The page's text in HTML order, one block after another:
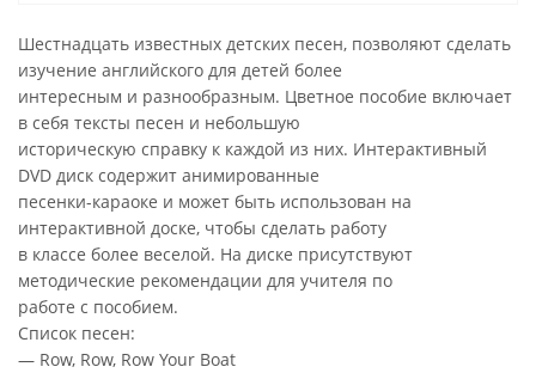
• Baa, Baa, Black Sheep
• Ten Little Indians
• Santa Claus
• I Hear Thunder
• One, Two, Three, Four, Five
• I Like to Jump
• If You're Happy
Шестнадцать известных детских песен, позволяют сделать
изучение английского для детей более
интересным и разнообразным. Цветное пособие включает
в себя тексты песен и небольшую
историческую справку к каждой из них. Интерактивный
DVD диск содержит анимированные
песенки-караоке и может быть использован на
интерактивной доске, чтобы сделать работу
в классе более веселой. На диске присутствуют
методические рекомендации для учителя по
работе с пособием.
Список песен:
— Row, Row, Row Your Boat